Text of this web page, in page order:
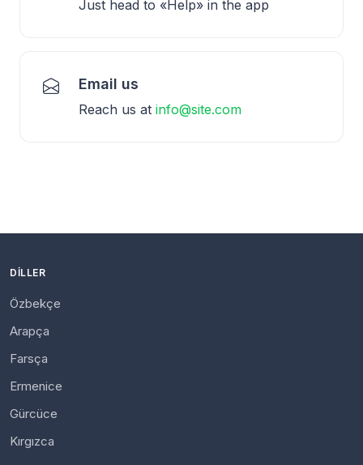
Just head to «Help» in the app
Email us
Reach us at info@site.com
DILLER
Özbekçe
Arapça
Farsça
Ermenice
Gürcüce
Kırgızca